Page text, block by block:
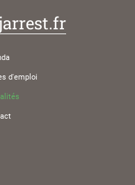
d'emploi